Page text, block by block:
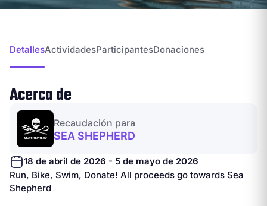
DetallesActividadesParticipantesDonaciones
Acerca de
Recaudación para
SEA SHEPHERD
18 de abril de 2026 - 5 de mayo de 2026
Run, Bike, Swim, Donate! All proceeds go towards Sea
Shepherd